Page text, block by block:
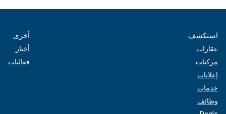
استكشف
عقارات
مركبات
إعلانات
خدمات
وظائف
أخرى
أخبار
فعاليات